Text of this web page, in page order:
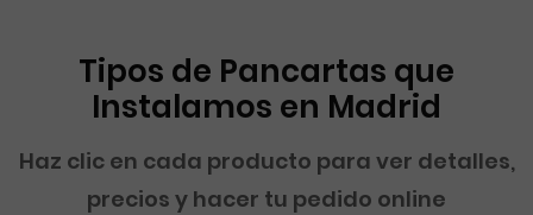
Tipos de Pancartas que
Instalamos en Madrid
Haz clic en cada producto para ver detalles,
precios y hacer tu pedido online